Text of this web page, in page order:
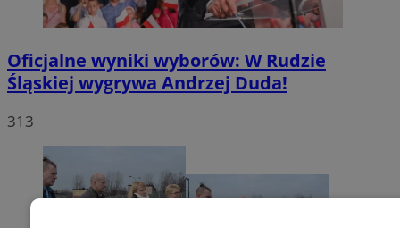
Oficjalne wyniki wyborów: W Rudzie
Śląskiej wygrywa Andrzej Duda!
313